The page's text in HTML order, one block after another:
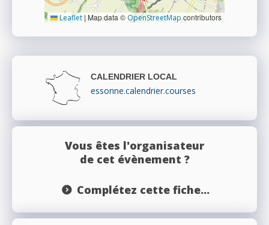
Leaflet |Map data © OpenStreetMapcontributors
CALENDRIER LOCAL
essonne.calendrier.courses
Vous êtes l'organisateur
de cet évènement ?
Complétez cette fiche...